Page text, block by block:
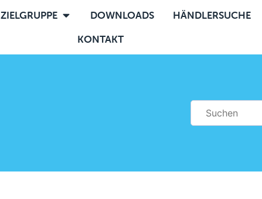
ZIELGRUPPE DOWNLOADS HÄNDLERSUCHE
KONTAKT